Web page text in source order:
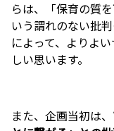
らは、「保育の質
いう謂れのない批
によって、よりよ
しい思います。
また、企画当初は、